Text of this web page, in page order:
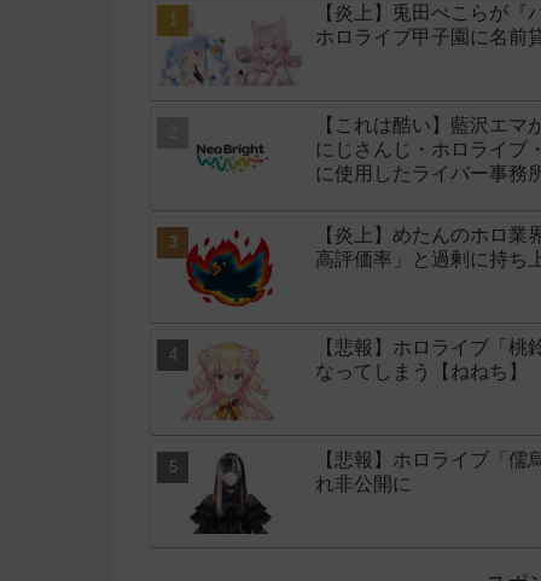
【炎上】兎田ぺこらが
ホロライブ甲子園に名前
【これは酷い】藍沢エ
にじさんじ・ホロライブ
に使用したライバー事務
【炎上】めたんのホロ
高評価率」と過剰に持ち
【悲報】ホロライブ「
なってしまう【ねねち】
【悲報】ホロライブ「
れ非公開に